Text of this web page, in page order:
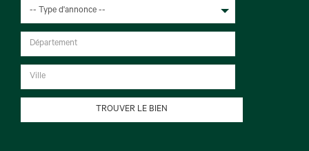
-- Type d'annonce --
TROUVER LE BIEN